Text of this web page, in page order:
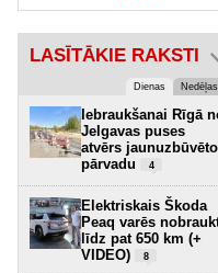
LASĪTĀKIE RAKSTI
Dienas Nedēļas
Iebraukšanai Rīgā
Jelgavas puses
atvērs jaunuzbūvēto
pārvadu
4
Elektriskais Škoda
Peaq varēs
līdz pat 650 km (+
VIDEO)
8